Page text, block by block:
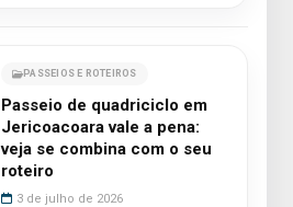
PASSEIOS E ROTEIROS
Passeio de quadriciclo em
Jericoacoara vale a pena:
veja se combina com o seu
roteiro
3 de julho de 2026